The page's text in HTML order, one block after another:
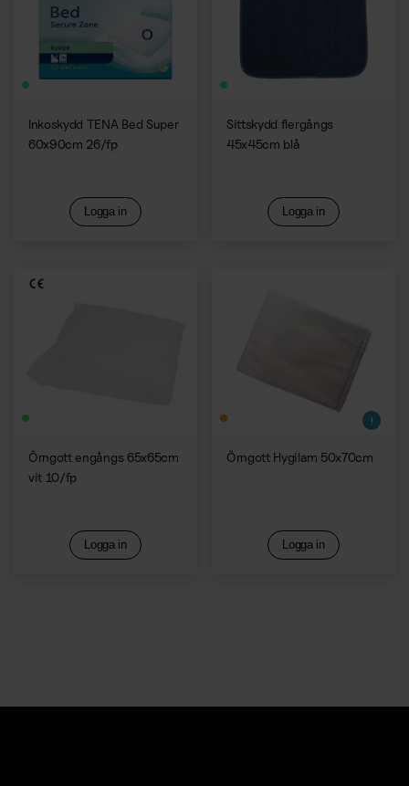
Inkoskydd TENA Bed Super
60x90cm 26/fp
Logga in
Sittskydd flergångs
45x45cm blå
Logga in
Örngott engångs 65x65cm
vit 10/fp
Logga in
Örngott Hygilam 50x70cm
Logga in